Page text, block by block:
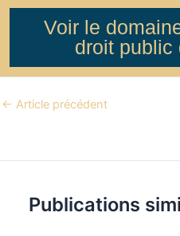
Voir le
droit public
← Article précédent
Publications